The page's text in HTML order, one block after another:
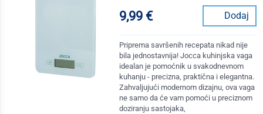
9,99 € Dodaj
Priprema savršenih recepata nikad nije
bila jednostavnija! Jocca kuhinjska vaga
idealan je pomoćnik u svakodnevnom
kuhanju - precizna, praktična i elegantna.
Zahvaljujući modernom dizajnu, ova vaga
ne samo da će vam pomoći u preciznom
doziranju sastojaka,